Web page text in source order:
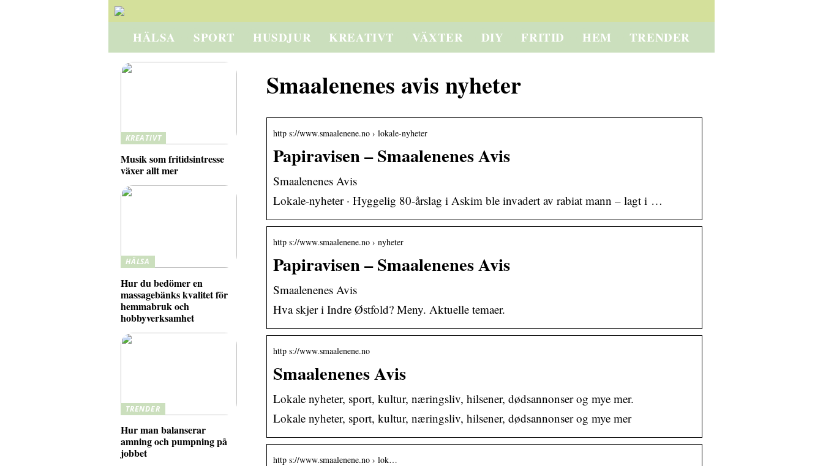
HÄLSA SPORT HUSDJUR KREATIVT VÄXTER DIY FRITID HEM TRENDER
Smaalenenes avis nyheter
http s://www.smaalenene.no › lokale-nyheter
Papiravisen – Smaalenenes Avis
Smaalenenes Avis
Lokale-nyheter · Hyggelig 80-årslag i Askim ble invadert av rabiat mann – lagt i …
http s://www.smaalenene.no › nyheter
Papiravisen – Smaalenenes Avis
Smaalenenes Avis
Hva skjer i Indre Østfold? Meny. Aktuelle temaer.
http s://www.smaalenene.no
Smaalenenes Avis
Lokale nyheter, sport, kultur, næringsliv, hilsener, dødsannonser og mye mer.
Lokale nyheter, sport, kultur, næringsliv, hilsener, dødsannonser og mye mer
http s://www.smaalenene.no › lok…
KREATIVT
Musik som fritidsintresse
växer allt mer
HÄLSA
Hur du bedömer en
massagebänks kvalitet för
hemmabruk och
hobbyverksamhet
TRENDER
Hur man balanserar
amning och pumpning på
jobbet